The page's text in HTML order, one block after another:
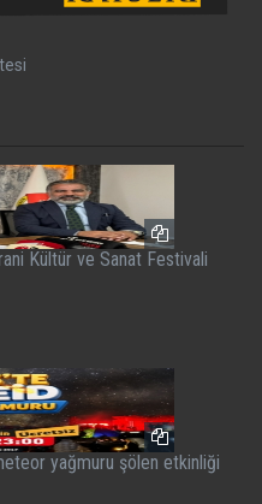
Kültür ve Sanat Festivali
yağmuru şölen etkinliği